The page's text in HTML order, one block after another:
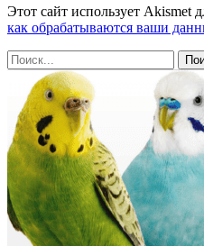
Этот сайт использует Akismet
как обрабатываются ваши